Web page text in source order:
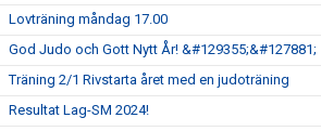
Lovträning måndag 17.00
God Judo och Gott Nytt År! &#129355;&#127881;
Träning 2/1 Rivstarta året med en judoträning
Resultat Lag-SM 2024!